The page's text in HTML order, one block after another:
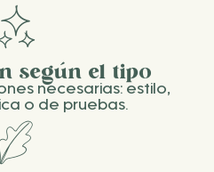
según el tipo
necesarias: estilo,
o de pruebas.